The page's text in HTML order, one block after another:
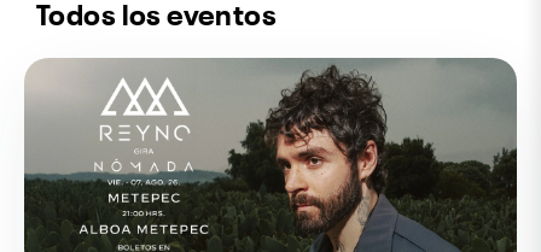
Todos los eventos